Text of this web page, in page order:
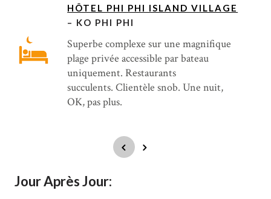
HÔTEL PHI PHI ISLAND VILLAGE
– KO PHI PHI
Superbe complexe sur une magnifique
plage privée accessible par bateau
uniquement. Restaurants
succulents. Clientèle snob. Une nuit,
OK, pas plus.
Jour Après Jour: